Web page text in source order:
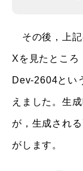
その後，上記
Xを見たとこ
Dev-2604とい
えました。生
が，生成され
がします。